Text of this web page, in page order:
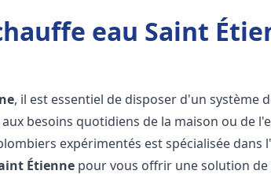
eau Saint
, il est essentiel de disposer d'un système
besoins quotidiens de la maison ou de
expérimentés est spécialisée dans l'
Étienne pour vous offrir une solution